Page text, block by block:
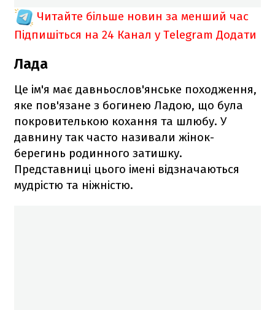
Читайте більше новин за менший час
Підпишіться на 24 Канал у Telegram Додати
Лада
Це ім'я має давньослов'янське походження,
яке пов'язане з богинею Ладою, що була
покровителькою кохання та шлюбу. У
давнину так часто називали жінок-
берегинь родинного затишку.
Представниці цього імені відзначаються
мудрістю та ніжністю.